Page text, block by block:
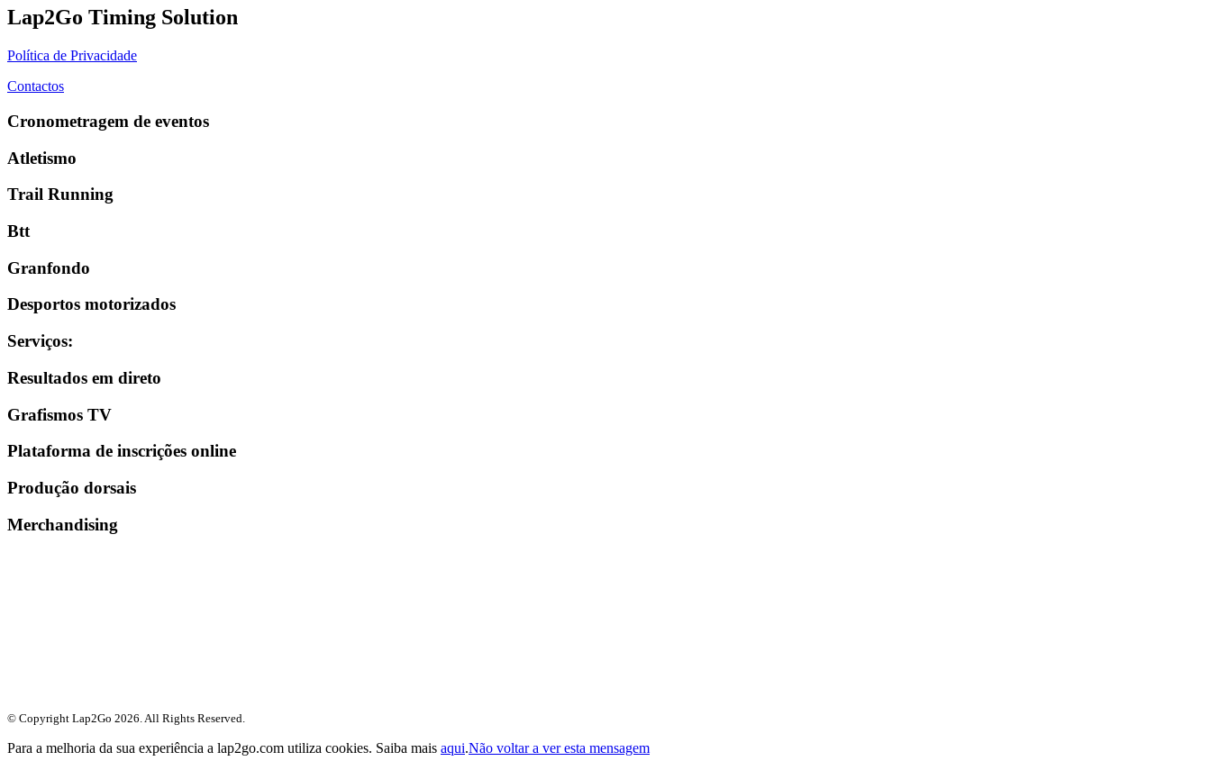
Lap2Go Timing Solution
Política de Privacidade
Contactos
Cronometragem de eventos
Atletismo
Trail Running
Btt
Granfondo
Desportos motorizados
Serviços:
Resultados em direto
Grafismos TV
Plataforma de inscrições online
Produção dorsais
Merchandising
© Copyright Lap2Go 2026. All Rights Reserved.
Para a melhoria da sua experiência a lap2go.com utiliza cookies. Saiba mais aqui.Não voltar a ver esta mensagem